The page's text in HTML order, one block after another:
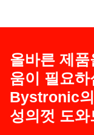
올바른 제
움이 필요
Bystronic
성의껏 도